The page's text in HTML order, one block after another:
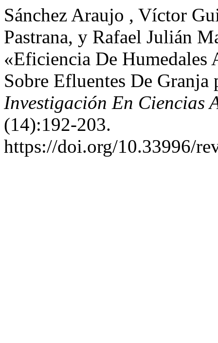
Sánchez Araujo , Víctor
Pastrana, y Rafael Julián
«Eficiencia De
Sobre Efluentes De
Investigación En Ciencias
(14):192-203.
https://doi.org/10.33996/